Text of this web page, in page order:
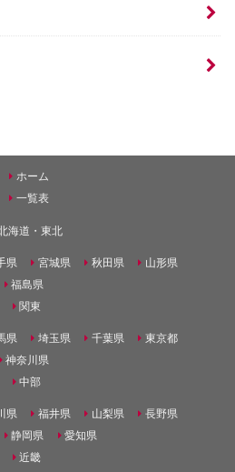
ホーム
一覧表
海道・東北
県 宮城県 秋田県
山形県
福島県
関東
県 埼玉県 千葉県
東京都
神奈川県
中部
県 福井県 山梨県
長野県
静岡県
愛知県
近畿